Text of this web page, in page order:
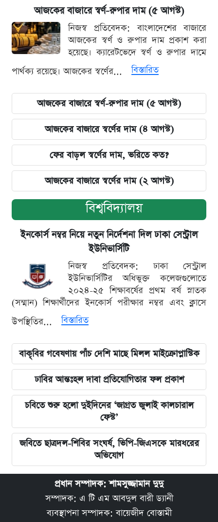
আজকের বাজারে স্বর্ণ-রুপার দাম (৫ আগস্ট)
নিজস্ব প্রতিবেদক: বাংলাদেশের বাজারে
আজকের স্বর্ণ ও রুপার দাম প্রকাশ করা
হয়েছে। ক্যারেটভেদে স্বর্ণ ও রুপার দামে
পার্থক্য রয়েছে। আজকের স্বর্ণের...
বিস্তারিত
আজকের বাজারে স্বর্ণ-রুপার দাম (৫ আগস্ট)
আজকের বাজারে স্বর্ণের দাম (৪ আগস্ট)
ফের বাড়ল স্বর্ণের দাম, ভরিতে কত?
আজকের বাজারে স্বর্ণের দাম (২ আগস্ট)
বিশ্ববিদ্যালয়
ইনকোর্স নম্বর নিয়ে নতুন নির্দেশনা দিল ঢাকা সেন্ট্রাল
ইউনিভার্সিটি
নিজস্ব প্রতিবেদক: ঢাকা সেন্ট্রাল
ইউনিভার্সিটির অধিভুক্ত কলেজগুলোতে
২০২৪-২৫ শিক্ষাবর্ষের প্রথম বর্ষ স্নাতক
(সম্মান) শিক্ষার্থীদের ইনকোর্স পরীক্ষার নম্বর এবং ক্লাসে
উপস্থিতির...
বিস্তারিত
বাকৃবির গবেষণায় পাঁচ দেশি মাছে মিলল মাইক্রোপ্লাস্টিক
ঢাবির আন্তঃহল দাবা প্রতিযোগিতার ফল প্রকাশ
চবিতে শুরু হলো দুইদিনের ‘জাগ্রত জুলাই কালচারাল
ফেস্ট’
জবিতে ছাত্রদল-শিবির সংঘর্ষ, ভিপি-জিএসকে মারধরের
অভিযোগ
প্রধান সম্পাদক: শামসুজ্জামান দুদু
সম্পাদক: এ টি এম আবদুল বারী ড্যানী
ব্যবস্থাপনা সম্পাদক: বায়েজীদ বোস্তামী